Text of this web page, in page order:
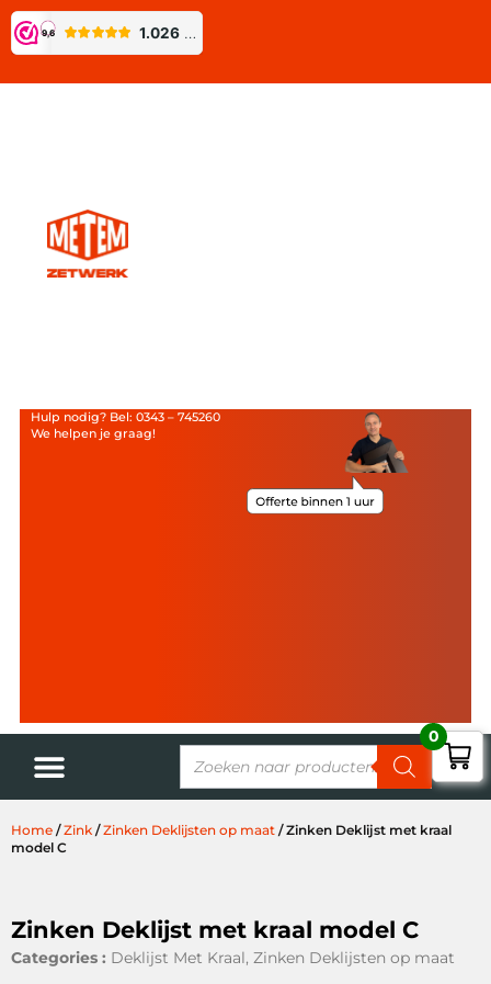
Hulp nodig? Bel: 0343 – 745260
We helpen je graag!
Home /Zink /Zinken Deklijsten op maat / Zinken Deklijst met kraal
model C
Zinken Deklijst met kraal model C
Categories : Deklijst Met Kraal, Zinken Deklijsten op maat
0